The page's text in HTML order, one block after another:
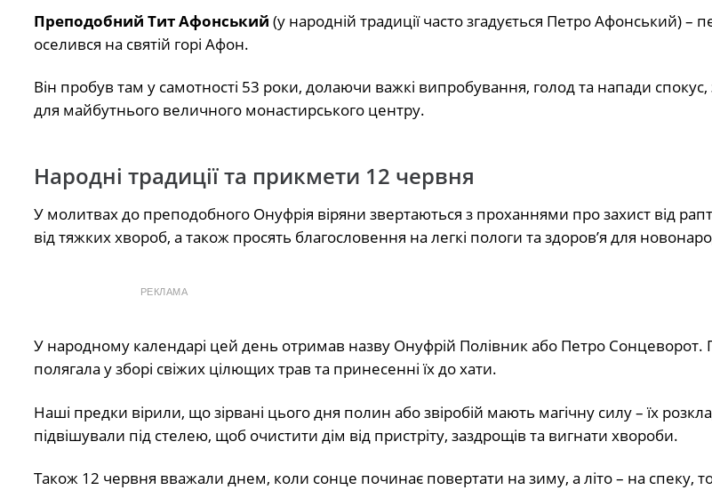
Преподобний Тит Афонський (у народній традиції часто згадується Петро Афонський)
оселився на святій горі Афон.
Він пробув там у самотності 53 роки, долаючи важкі випробування, голод та напади
для майбутнього величного монастирського центру.
Народні традиції та прикмети 12 червня
У молитвах до преподобного Онуфрія віряни звертаються з проханнями про захист від
від тяжких хвороб, а також просять благословення на легкі пологи та здоров’я для
РЕКЛАМА
У народному календарі цей день отримав назву Онуфрій Полівник або Петро Сонцеворот.
полягала у зборі свіжих цілющих трав та принесенні їх до хати.
Наші предки вірили, що зірвані цього дня полин або звіробій мають магічну силу – їх
підвішували під стелею, щоб очистити дім від пристріту, заздрощів та вигнати хвороби.
Також 12 червня вважали днем, коли сонце починає повертати на зиму, а літо – на спеку,